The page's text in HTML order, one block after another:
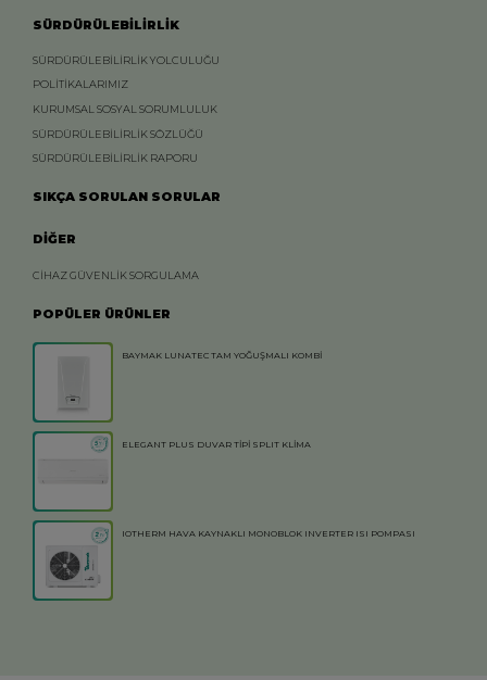
SÜRDÜRÜLEBİLİRLİK
SÜRDÜRÜLEBİLİRLİK YOLCULUĞU
POLİTİKALARIMIZ
KURUMSAL SOSYAL SORUMLULUK
SÜRDÜRÜLEBİLİRLİK SÖZLÜĞÜ
SÜRDÜRÜLEBİLİRLİK RAPORU
SIKÇA SORULAN SORULAR
DİĞER
CİHAZ GÜVENLİK SORGULAMA
POPÜLER ÜRÜNLER
BAYMAK LUNATEC TAM YOĞUŞMALI KOMBİ
ELEGANT PLUS DUVAR TİPİ SPLIT KLİMA
IOTHERM HAVA KAYNAKLI MONOBLOK INVERTER ISI POMPASI